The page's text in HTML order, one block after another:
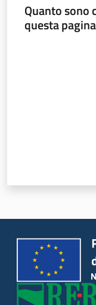
Quanto sono
questa